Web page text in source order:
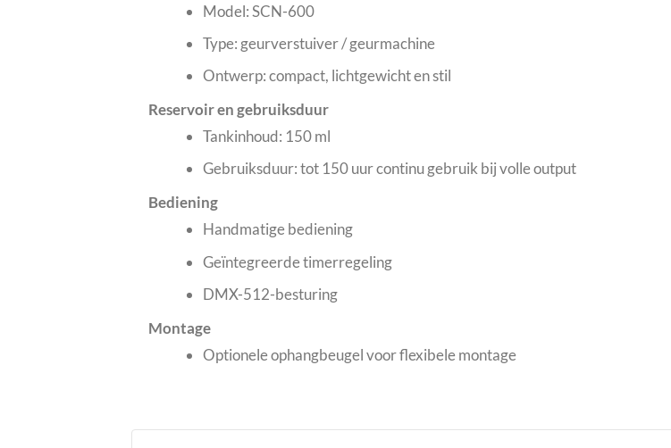
Model: SCN-600
Type: geurverstuiver / geurmachine
Ontwerp: compact, lichtgewicht en stil
Reservoir en gebruiksduur
Tankinhoud: 150 ml
Gebruiksduur: tot 150 uur continu gebruik bij volle output
Bediening
Handmatige bediening
Geïntegreerde timerregeling
DMX-512-besturing
Montage
Optionele ophangbeugel voor flexibele montage